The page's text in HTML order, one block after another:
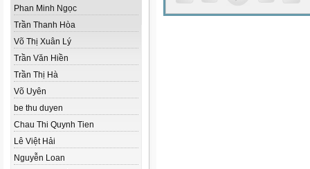
Phan Minh Ngọc
Trần Thanh Hòa
Võ Thị Xuân Lý
Trần Văn Hiền
Trần Thị Hà
Võ Uyên
be thu duyen
Chau Thi Quynh Tien
Lê Việt Hải
Nguyễn Loan